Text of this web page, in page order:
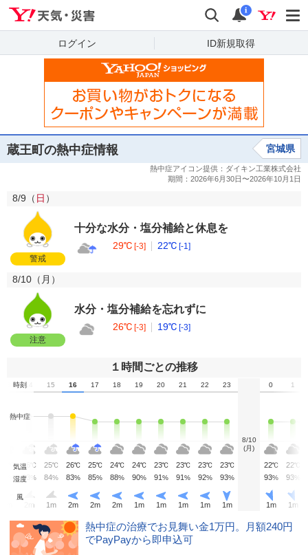
検索 通知
i
ログイン ID新規取得
蔵王町の熱中症情報 宮城県
8/9（ 日 ）
警戒
十分な水分・塩分補給と休息を
29℃ [-3] 22℃ [-1]
8/10（ 月 ）
注意
水分・塩分補給を忘れずに
26℃ [-3] 19℃ [-3]
１時間ごとの推移
時刻14 15 16 17 18 19 20 21 22 23
8/10
(月)
0 1
熱中症
気温
℃ 26 ℃ 25℃ 26℃ 25℃ 24℃ 24℃ 23℃ 23℃ 23℃ 23℃ 22℃ 22℃
湿度
% 83 % 84% 83% 85% 88% 90% 91% 91% 92% 93% 93% 93%
風
m 1m 2m 2m 2m 1m 1m 1m 1m 1m 1m 1 m
熱中症の治療でお見舞い金1万円。月額240円
でPayPayから即申込可